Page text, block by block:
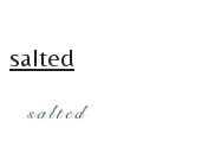
salted